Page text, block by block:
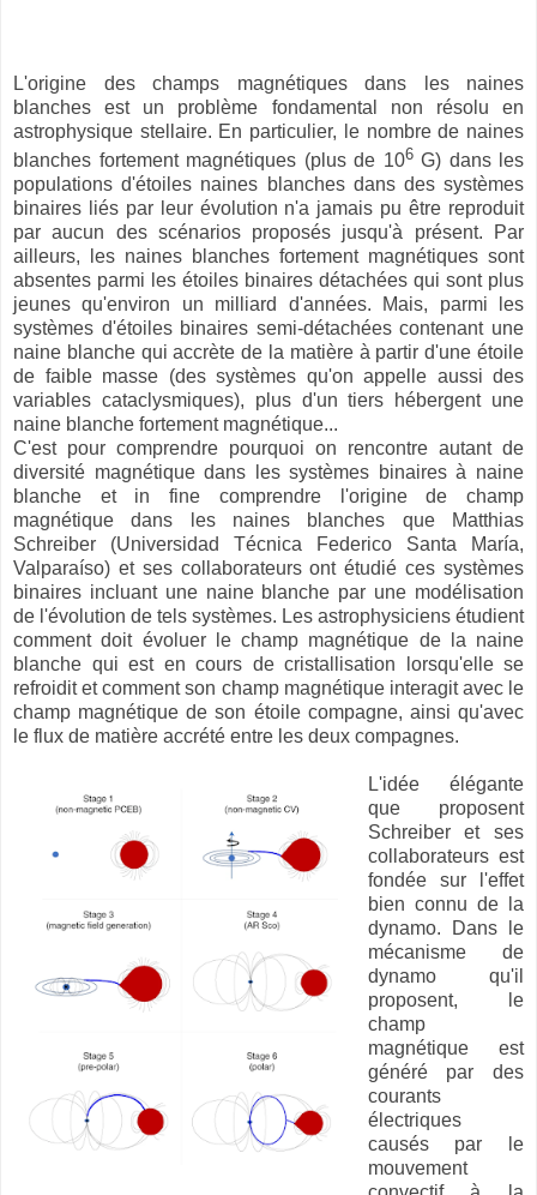
L'origine des champs magnétiques dans les naines
blanches est un problème fondamental non résolu en
astrophysique stellaire. En particulier, le nombre de naines
blanches fortement magnétiques (plus de 106G) dans les
populations d'étoiles naines blanches dans des systèmes
binaires liés par leur évolution n'a jamais pu être reproduit
par aucun des scénarios proposés jusqu'à présent. Par
ailleurs, les naines blanches fortement magnétiques sont
absentes parmi les étoiles binaires détachées qui sont plus
jeunes qu'environ un milliard d'années. Mais, parmi les
systèmes d'étoiles binaires semi-détachées contenant une
naine blanche qui accrète de la matière à partir d'une étoile
de faible masse (des systèmes qu'on appelle aussi des
variables cataclysmiques), plus d'un tiers hébergent une
naine blanche fortement magnétique...
C'est pour comprendre pourquoi on rencontre autant de
diversité magnétique dans les systèmes binaires à naine
blanche et in fine comprendre l'origine de champ
magnétique dans les naines blanches que Matthias
Schreiber (Universidad Técnica Federico Santa María,
Valparaíso) et ses collaborateurs ont étudié ces systèmes
binaires incluant une naine blanche par une modélisation
de l'évolution de tels systèmes. Les astrophysiciens étudient
comment doit évoluer le champ magnétique de la naine
blanche qui est en cours de cristallisation lorsqu'elle se
refroidit et comment son champ magnétique interagit avec le
champ magnétique de son étoile compagne, ainsi qu'avec
le flux de matière accrété entre les deux compagnes.
L'idée élégante
que proposent
Schreiber et ses
collaborateurs est
fondée sur l'effet
bien connu de la
dynamo. Dans le
mécanisme de
dynamo qu'il
proposent, le
champ
magnétique est
généré par des
courants
électriques
causés par le
mouvement